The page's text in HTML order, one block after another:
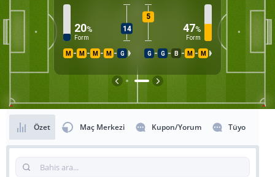
20%
Form
14
5
47%
Form
M M M M G G G B M M
Özet Maç Merkezi Kupon/Yorum Tüyo